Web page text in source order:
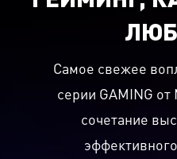
Самое свежее
серии GAMING от
сочетание